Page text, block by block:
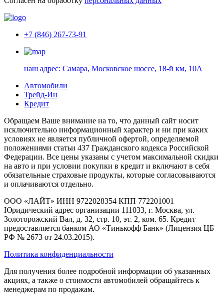
+7 (846) 267-73-91
наш адрес: Самара, Московское шоссе, 18-й км, 10А
Автомобили
Трейд-Ин
Кредит
Обращаем Ваше внимание на то, что данный сайт носит
исключительно информационный характер и ни при каких
условиях не является публичной офертой, определяемой
положениями статьи 437 Гражданского кодекса Российской
Федерации. Все цены указаны с учетом максимальной скидки
на авто и при условии покупки в кредит и включают в себя
обязательные страховые продукты, которые согласовываются
и оплачиваются отдельно.
ООО «ЛАЙТ» ИНН 9722028354 КПП 772201001
Юридический адрес организации 111033, г. Москва, ул.
Золоторожский Вал, д. 32, стр. 10, эт. 2, ком. 65. Кредит
предоставляется банком АО «Тинькофф Банк» (Лицензия ЦБ
РФ № 2673 от 24.03.2015).
Политика конфиденциальности
Для получения более подробной информации об указанных
акциях, а также о стоимости автомобилей обращайтесь к
менеджерам по продажам.